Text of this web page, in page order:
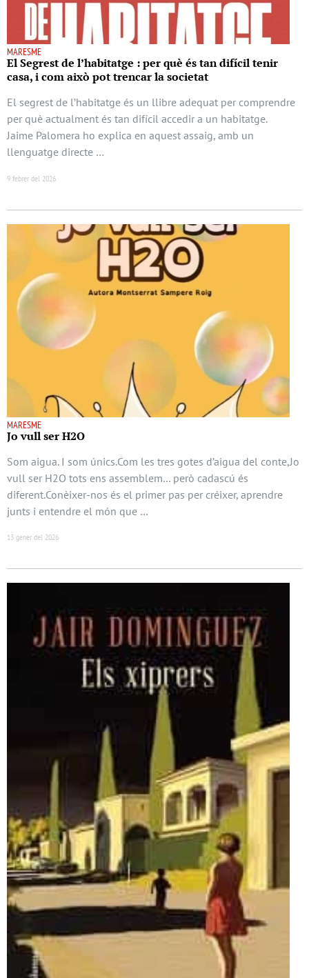
MARESME
El Segrest de l’habitatge : per què és tan difícil tenir
casa, i com això pot trencar la societat
El segrest de l’habitatge és un llibre adequat per comprendre
per què actualment és tan difícil accedir a un habitatge.
Jaime Palomera ho explica en aquest assaig, amb un
llenguatge directe …
9 febrer del 2026
MARESME
Jo vull ser H2O
Som aigua. I som únics.Com les tres gotes d’aigua del conte,Jo
vull ser H2O tots ens assemblem… però cadascú és
diferent.Conèixer-nos és el primer pas per créixer, aprendre
junts i entendre el món que …
13 gener del 2026